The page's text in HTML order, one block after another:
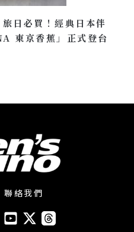
日必買！經典日本伴
東京香蕉」正式登台
聯絡我們